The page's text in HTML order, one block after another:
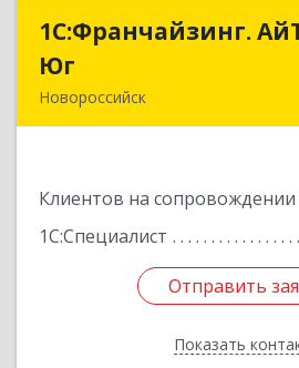
1С:Франчайзинг.
Юг
Новороссийск
Клиентов на сопровождении
1С:Специалист
Отправить
Показать
1С:Франчайзинг.
Отправить
Назад